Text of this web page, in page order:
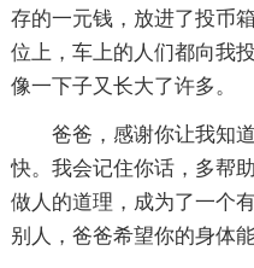
存的一元钱，放进了投币
位上，车上的人们都向我
像一下子又长大了许多。
爸爸，感谢你让我知
快。我会记住你话，多帮
做人的道理，成为了一个
别人，爸爸希望你的身体